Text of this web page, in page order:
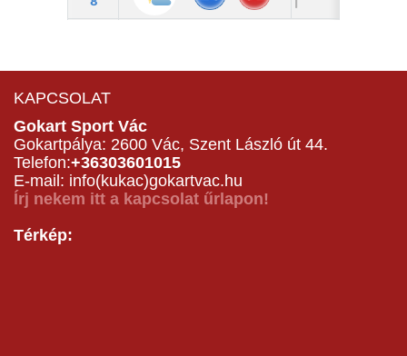
KAPCSOLAT
Gokart Sport Vác
Gokartpálya: 2600 Vác, Szent László út 44.
Telefon:+36303601015
E-mail: info(kukac)gokartvac.hu
Írj nekem itt a kapcsolat űrlapon!
Térkép: